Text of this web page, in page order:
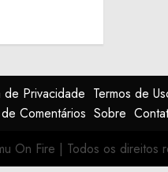
de Privacidade Termos de
Comentários Sobre
On Fire | Todos os direitos